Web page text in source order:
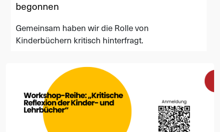
begonnen
Gemeinsam haben wir die Rolle von
Kinderbüchern kritisch hinterfragt.